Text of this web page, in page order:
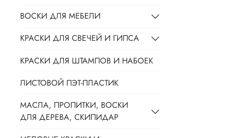
ВОСКИ ДЛЯ МЕБЕЛИ
КРАСКИ ДЛЯ СВЕЧЕЙ И ГИПСА
КРАСКИ ДЛЯ ШТАМПОВ И НАБОЕК
ЛИСТОВОЙ ПЭТ-ПЛАСТИК
МАСЛА, ПРОПИТКИ, ВОСКИ
ДЛЯ ДЕРЕВА, СКИПИДАР